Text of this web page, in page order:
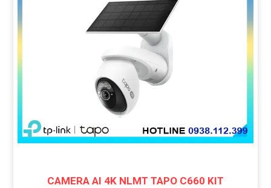
CAMERA AI 4K NLMT TAPO C660 KIT